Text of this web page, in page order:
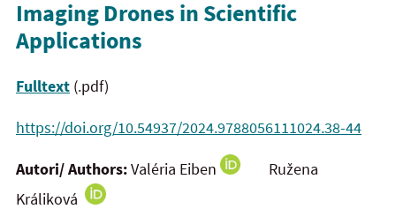
Imaging Drones in Scientific
Applications
Fulltext (.pdf)
https://doi.org/10.54937/2024.9788056111024.38-44
Autori/ Authors:Valéria Eiben
Ružena
Králiková